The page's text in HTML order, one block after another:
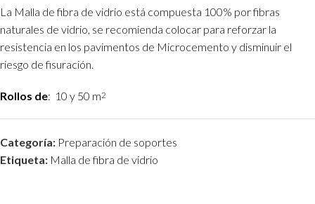
La Malla de fibra de vidrio está compuesta 100% por fibras
naturales de vidrio, se recomienda colocar para reforzar la
resistencia en los pavimentos de Microcemento y disminuir el
riesgo de fisuración.
Rollos de: 10 y 50 m2
Categoría: Preparación de soportes
Etiqueta: Malla de fibra de vidrio